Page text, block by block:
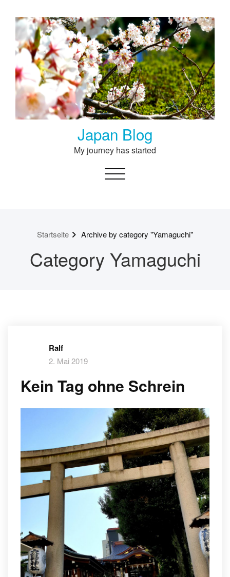
content
Japan Blog
My journey has started
Toggle navigation
Startseite Archive by category "Yamaguchi"
Category Yamaguchi
Ralf
2. Mai 2019
Kein Tag ohne Schrein